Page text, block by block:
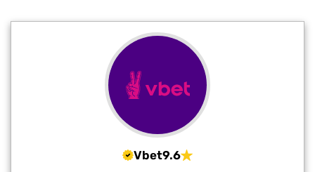
Vbet9.6